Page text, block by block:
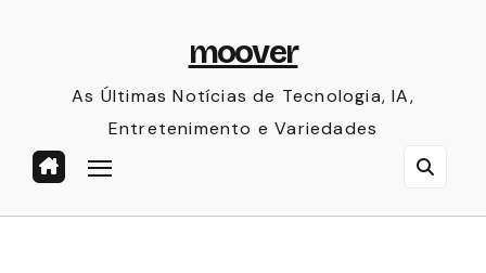
moover
As Últimas Notícias de Tecnologia, IA,
Entretenimento e Variedades